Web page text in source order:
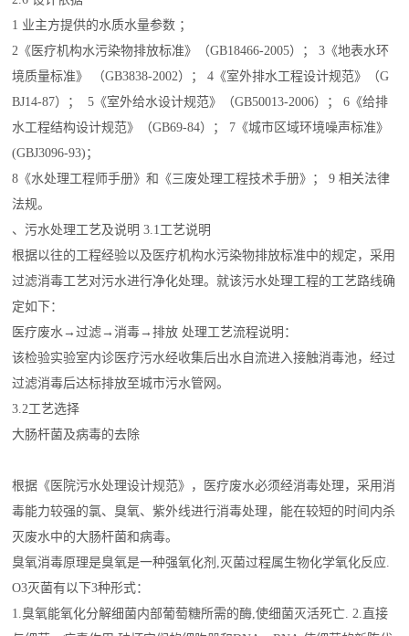
1 业主方提供的水质水量参数 ；
2《医疗机构水污染物排放标准》（GB18466-2005）； 3《地表水环
境质量标准》 （GB3838-2002）； 4《室外排水工程设计规范》（G
BJ14-87）； 5《室外给水设计规范》（GB50013-2006）； 6《给排
水工程结构设计规范》（GB69-84）； 7《城市区域环境噪声标准》
(GBJ3096-93)；
8《水处理工程师手册》和《三废处理工程技术手册》； 9 相关法律
法规。
、污水处理工艺及说明 3.1工艺说明
根据以往的工程经验以及医疗机构水污染物排放标准中的规定，采用
过滤消毒工艺对污水进行净化处理。就该污水处理工程的工艺路线确
定如下：
医疗废水→过滤→消毒→排放 处理工艺流程说明：
该检验实验室内诊医疗污水经收集后出水自流进入接触消毒池，经过
过滤消毒后达标排放至城市污水管网。
3.2工艺选择
大肠杆菌及病毒的去除
根据《医院污水处理设计规范》，医疗废水必须经消毒处理，采用消
毒能力较强的氯、臭氧、紫外线进行消毒处理，能在较短的时间内杀
灭废水中的大肠杆菌和病毒。
臭氧消毒原理是臭氧是一种强氧化剂,灭菌过程属生物化学氧化反应.
O3灭菌有以下3种形式：
1.臭氧能氧化分解细菌内部葡萄糖所需的酶,使细菌灭活死亡. 2.直接